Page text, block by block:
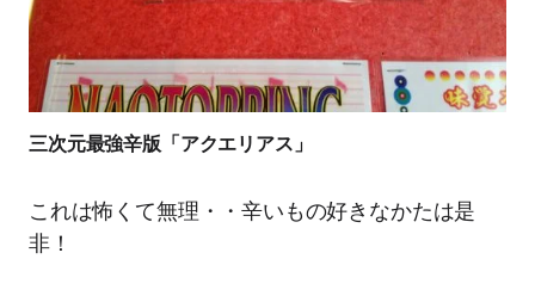
三次元最強辛版「アクエリアス」
これは怖くて無理・・辛いもの好きなかたは是
非！